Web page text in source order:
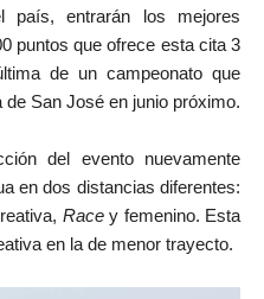
país, entrarán los mejores
puntos que ofrece esta cita 3
de un campeonato que
San José en junio próximo.
del evento nuevamente
en dos distancias diferentes:
Racey femenino. Esta
en la de menor trayecto.